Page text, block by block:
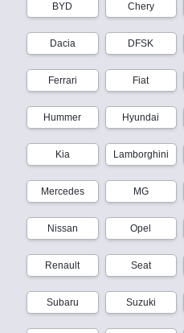
BYD Chery
Dacia DFSK
Ferrari Fiat
Hummer Hyundai
Kia Lamborghini
Mercedes MG
Nissan Opel
Renault Seat
Subaru Suzuki